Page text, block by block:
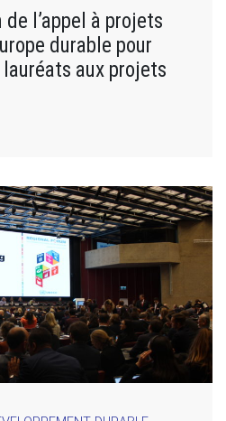
l’appel à projets
durable pour
aux projets